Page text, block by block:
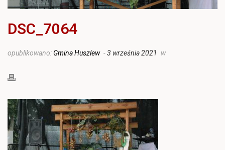
DSC_7064
opublikowano: Gmina Huszlew -3 września 2021 w